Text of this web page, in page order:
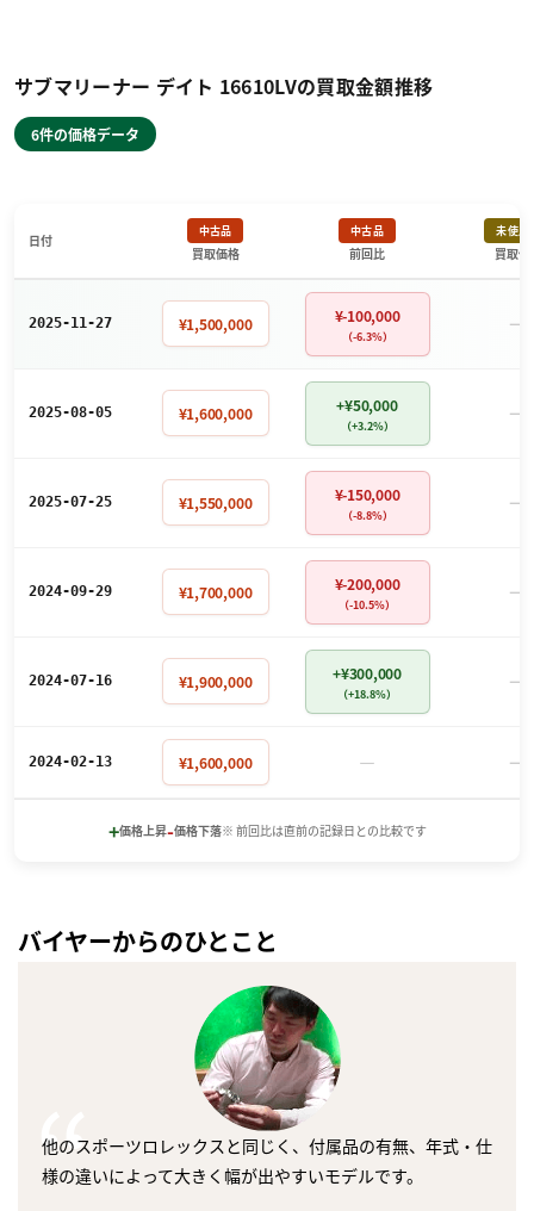
サブマリーナー デイト 16610LVの買取金額推移
6件の価格データ
日付
中古品
買取価格
中古品
前回比
未使用
買取価
2025-11-27 ¥1,500,000 ¥-100,000
（-6.3%） －
2025-08-05 ¥1,600,000 +¥50,000
（+3.2%） －
2025-07-25 ¥1,550,000 ¥-150,000
（-8.8%） －
2024-09-29 ¥1,700,000 ¥-200,000
（-10.5%） －
2024-07-16 ¥1,900,000 +¥300,000
（+18.8%） －
2024-02-13 ¥1,600,000 － －
+価格上昇-価格下落※ 前回比は直前の記録日との比較です
バイヤーからのひとこと
他のスポーツロレックスと同じく、付属品の有無、年式・仕
様の違いによって大きく幅が出やすいモデルです。